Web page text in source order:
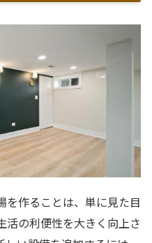
を作ることは、単に見た目
活の利便性を大きく向上さ